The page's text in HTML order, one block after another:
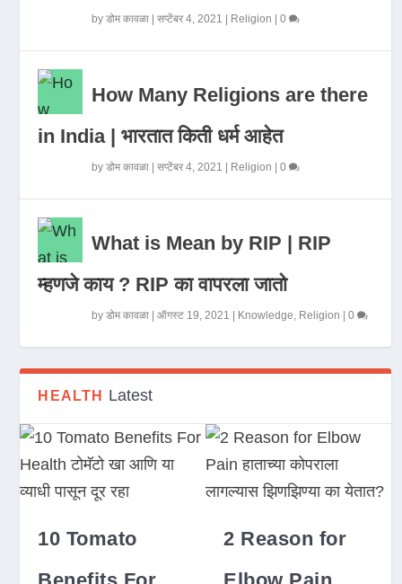
byडोम कावळा |सप्टेंबर 4, 2021 Religion |0
How Many Religions are there
in India | भारतात किती धर्म आहेत
byडोम कावळा |सप्टेंबर 4, 2021 Religion |0
What is Mean by RIP | RIP
म्हणजे काय ? RIP का वापरला जातो
byडोम कावळा |ऑगस्ट 19, 2021 Knowledge, Religion |0
HEALTH Latest
10 Tomato
2 Reason for